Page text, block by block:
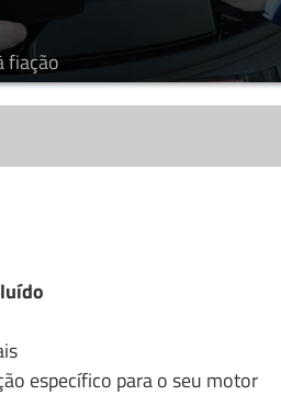
fiação
específico para o seu motor